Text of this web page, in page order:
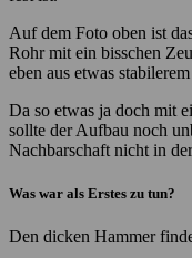
Auf dem Foto oben ist
Rohr mit ein bisschen
eben aus etwas
Da so etwas ja doch mit
sollte der Aufbau noch
Nachbarschaft nicht in
Was war als Erstes zu tun?
Den dicken Hammer